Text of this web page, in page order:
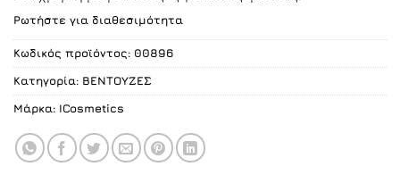
Ρωτήστε για διαθεσιμότητα
Κωδικός προϊόντος: 00896
Κατηγορία: ΒΕΝΤΟΥΖΕΣ
Μάρκα: ICosmetics